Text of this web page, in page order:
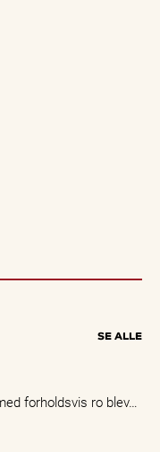
SE ALLE
forholdsvis ro blev…